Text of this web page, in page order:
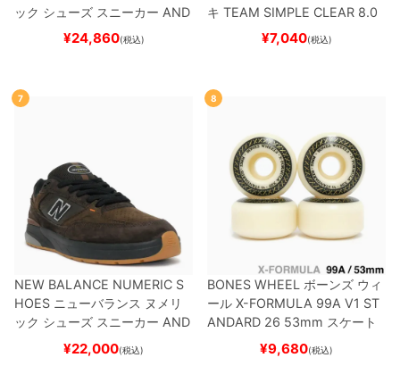
ック シューズ スニーカー AND
REW REYNOLDS 933
BLACK/NAVY
スケートボ
¥24,860(税込)
キ TEAM SIMPLE CLEAR 8.0
ブランク（DSM）
ード スケボー
¥7,040(税込)
7
NEW BALANCE NUMERIC S
HOES ニューバランス ヌメリ
ック シューズ スニーカー AND
REW REYNOLDS 933
BROWN/BLACKスケート
¥22,000(税込)
8
BONES WHEEL ボーンズ ウィ
ール X-FORMULA 99A V1 ST
ANDARD 26 53mm スケート
ボード スケボー
¥9,680(税込)